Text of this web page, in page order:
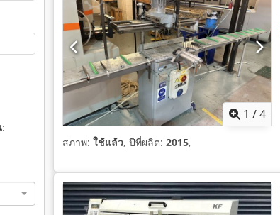
1 /4
สภาพ: ใช้แล้ว, ปีที่ผลิต: 2015,